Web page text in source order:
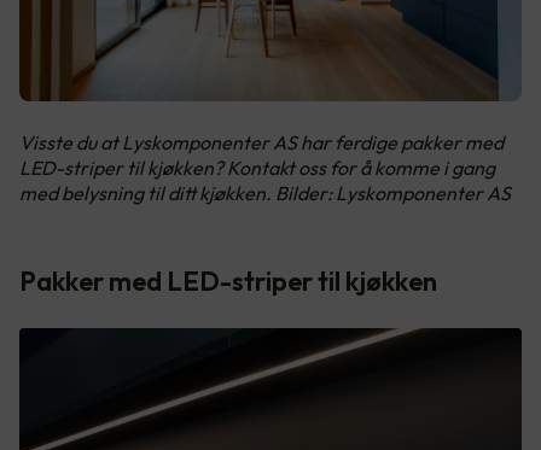
Visste du at Lyskomponenter AS har ferdige pakker med
LED-striper til kjøkken? Kontakt oss for å komme i gang
med belysning til ditt kjøkken. Bilder: Lyskomponenter AS
Pakker med LED-striper til kjøkken